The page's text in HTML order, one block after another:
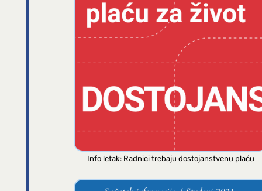
Info letak: Radnici trebaju dostojanstvenu plaću